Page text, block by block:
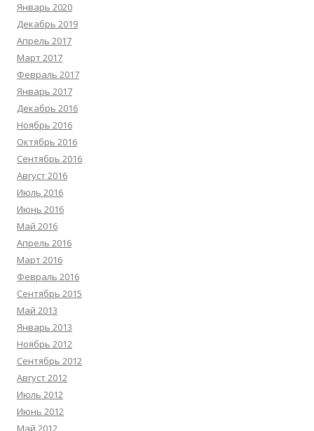
Январь 2020
Декабрь 2019
Апрель 2017
Март 2017
Февраль 2017
Январь 2017
Декабрь 2016
Ноябрь 2016
Октябрь 2016
Сентябрь 2016
Август 2016
Июль 2016
Июнь 2016
Май 2016
Апрель 2016
Март 2016
Февраль 2016
Сентябрь 2015
Май 2013
Январь 2013
Ноябрь 2012
Сентябрь 2012
Август 2012
Июль 2012
Июнь 2012
Май 2012